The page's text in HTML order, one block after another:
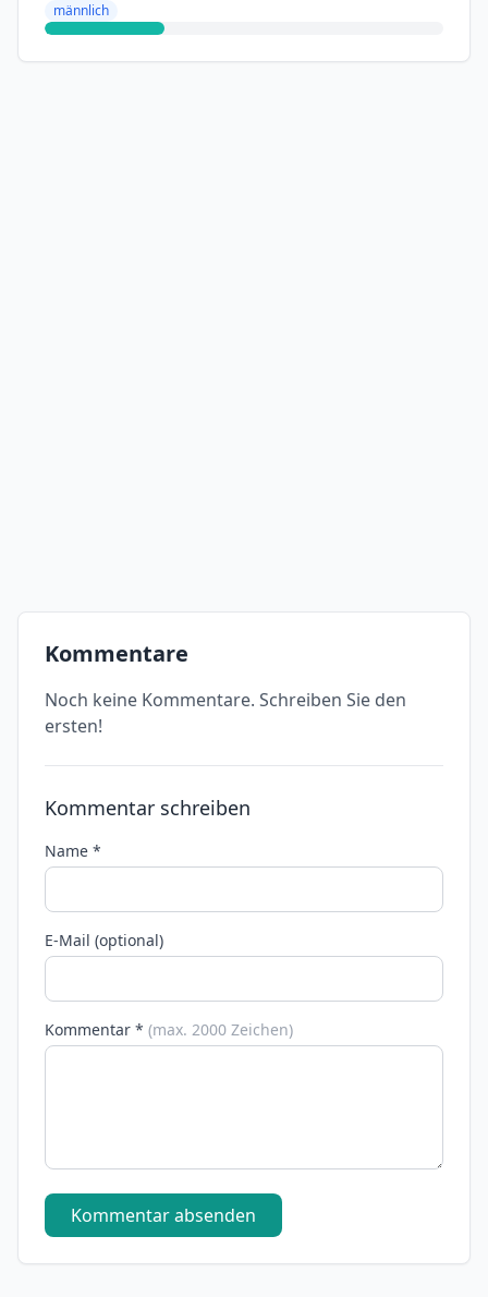
männlich
Kommentare
Noch keine Kommentare. Schreiben Sie den
ersten!
Kommentar schreiben
Name *
E-Mail (optional)
Kommentar * (max. 2000 Zeichen)
Kommentar absenden